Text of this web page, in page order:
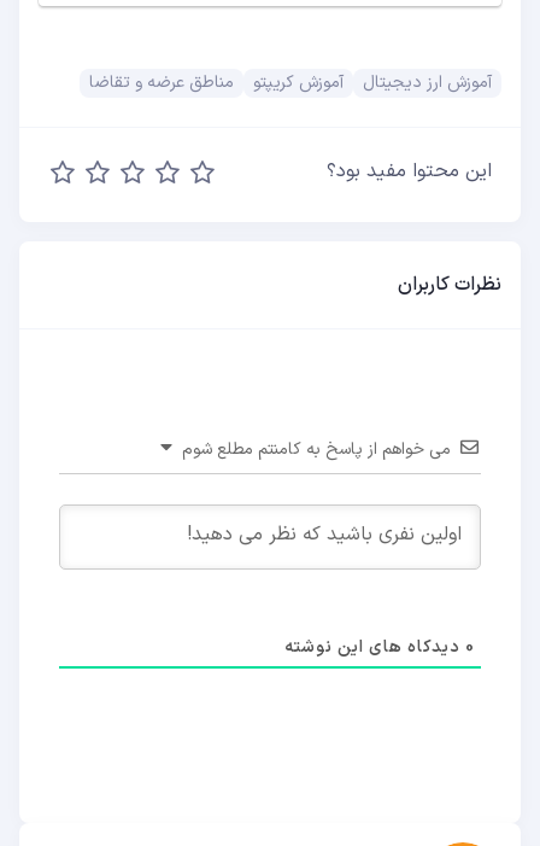
آموزش ارز دیجیتال آموزش کریپتو مناطق عرضه و تقاضا
این محتوا مفید بود؟
نظرات کاربران
می خواهم از پاسخ به کامنتم مطلع شوم
0 دیدکاه های این نوشته